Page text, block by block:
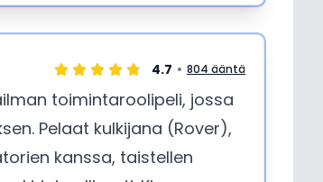
4.7 804 ääntä
toimintaroolipeli, jossa
Pelaat kulkijana (Rover),
kanssa, taistellen